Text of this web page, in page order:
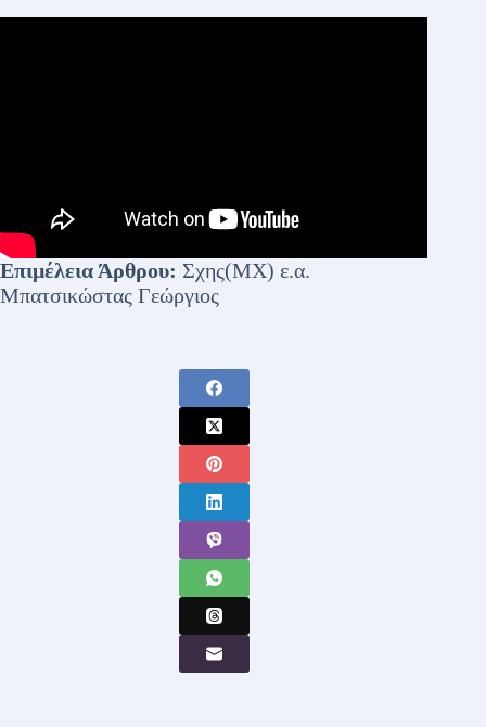
Επιμέλεια Άρθρου: Σχης(ΜΧ) ε.α.
Μπατσικώστας Γεώργιος